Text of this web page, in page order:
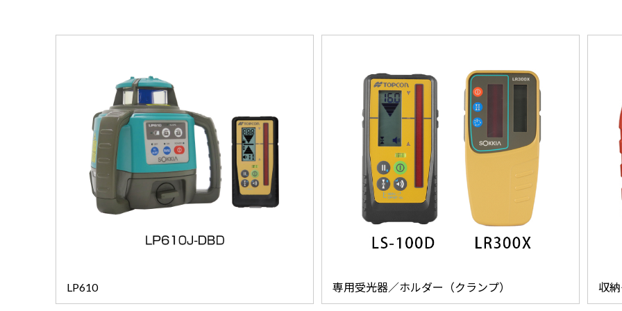
LP610 専用受光器／ホルダー（クランプ） 収